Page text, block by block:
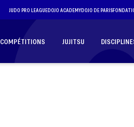
JUDO PRO LEAGUEDOJO ACADEMYDOJO DE PARIS
COMPÉTITIONS JUJITSU